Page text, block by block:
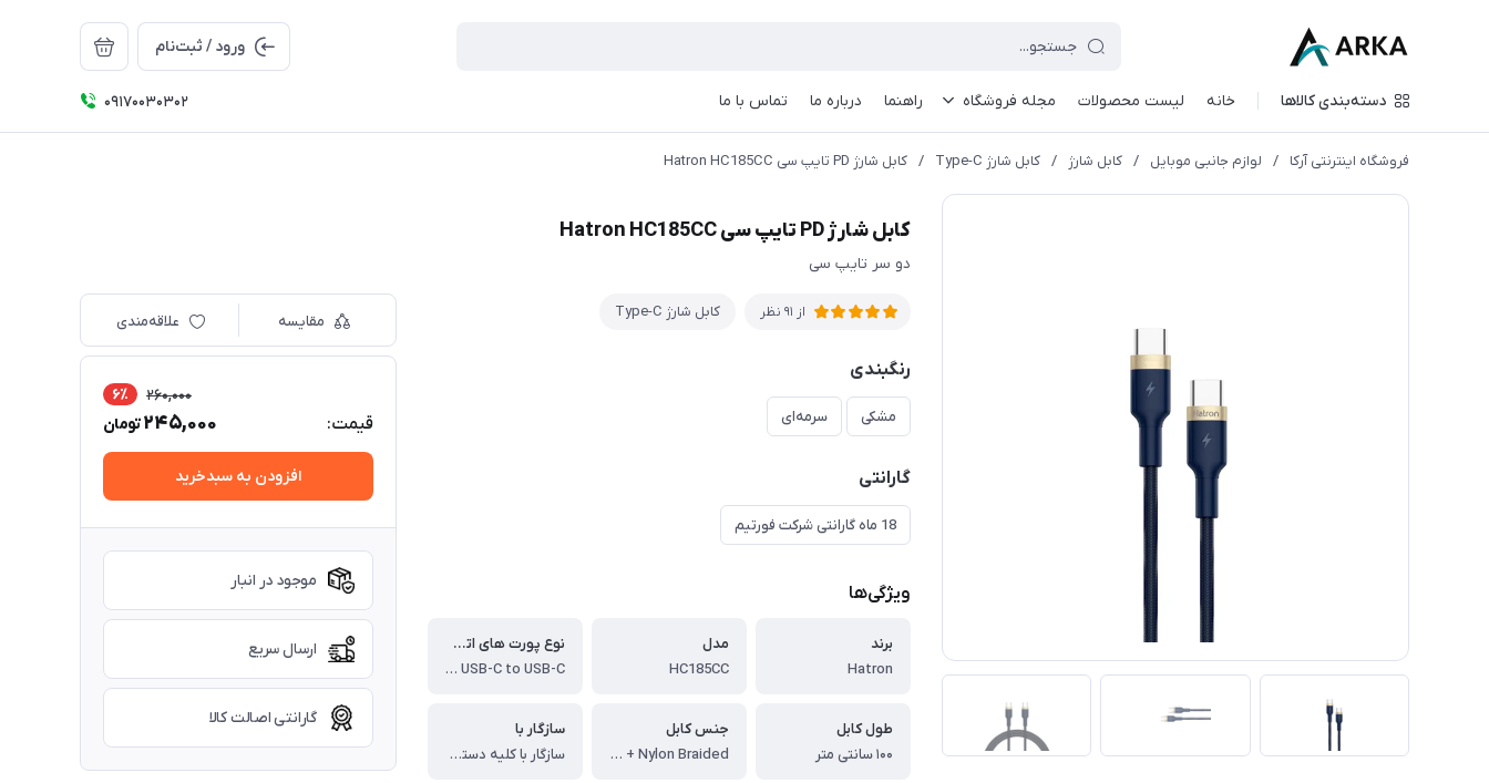
ورود / ثبت‌نام
دسته‌بندی کالاها خانه لیست محصولات مجله فروشگاه راهنما درباره ما تماس با ما 09170030302
فروشگاه اینترنتی آرکا / لوازم جانبی موبایل / کابل شارژ / کابل شارژ Type-C / کابل شارژ PD تایپ سی Hatron HC185CC
کابل شارژ PD تایپ سی Hatron HC185CC
دو سر تایپ سی
از 91 نظر کابل شارژ Type-C
رنگبندی
مشکی سرمه‌ای
گارانتی
18 ماه گارانتی شرکت فورتیم
ویژگی‌ها
برند
Hatron
مدل
HC185CC
نوع پورت های اتصال
USB-C to USB-C (دو طرف پورت تایپ سی)
طول کابل
۱۰۰ سانتی متر
جنس کابل
Aluminum Alloy + Nylon Braided
سازگار با
سازگار با کلیه دستگاه های دارای پورت Type-C
مقایسه علاقه‌مندی
قیمت:
260,000 6٪
245,000تومان
افزودن به سبدخرید
موجود در انبار
ارسال سریع
گارانتی اصالت کالا